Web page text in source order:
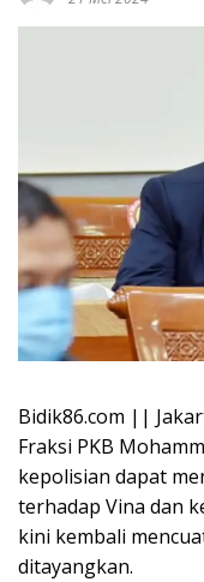
Bidik86.com ||
Fraksi PKB
kepolisian dapat
terhadap Vina dan
kini kembali
ditayangkan.